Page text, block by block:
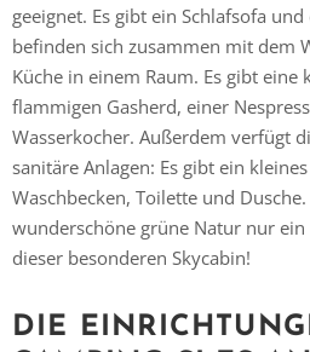
geeignet. Es gibt ein Schlafsofa
befinden sich zusammen mit dem
Küche in einem Raum. Es gibt
flammigen Gasherd, einer
Wasserkocher. Außerdem verfügt
sanitäre Anlagen: Es gibt ein
Waschbecken, Toilette und
wunderschöne grüne Natur nur
dieser besonderen Skycabin!
DIE